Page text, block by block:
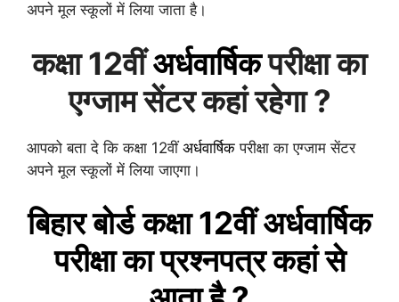
अपने मूल स्कूलों में लिया जाता है।
कक्षा 12वींअर्धवार्षिकपरीक्षा का
एग्जाम सेंटर कहां रहेगा ?
आपको बता दे कि कक्षा 12वींअर्धवार्षिक परीक्षा का एग्जाम सेंटर
अपने मूल स्कूलों में लिया जाएगा।
बिहार बोर्ड कक्षा 12वीं अर्धवार्षिक
परीक्षा का प्रश्नपत्र कहां से